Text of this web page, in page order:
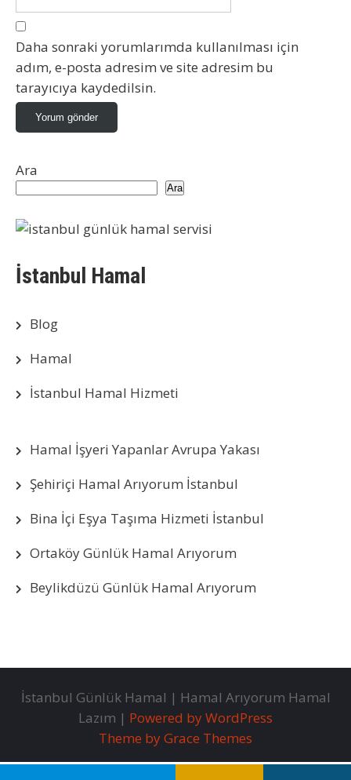
Daha sonraki yorumlarımda kullanılması için
adım, e-posta adresim ve site adresim bu
tarayıcıya kaydedilsin.
Ara
Ara
İstanbul Hamal
Blog
Hamal
İstanbul Hamal Hizmeti
Hamal İşyeri Yapanlar Avrupa Yakası
Şehiriçi Hamal Arıyorum İstanbul
Bina İçi Eşya Taşıma Hizmeti İstanbul
Ortaköy Günlük Hamal Arıyorum
Beylikdüzü Günlük Hamal Arıyorum
İstanbul Günlük Hamal | Hamal Arıyorum Hamal
Lazım | Powered by WordPress
Theme by Grace Themes